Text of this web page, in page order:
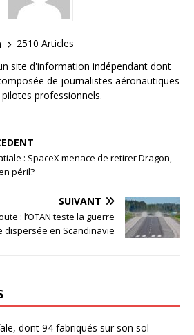
2510 Articles
site d'information indépendant dont
de journalistes aéronautiques
professionnels.
: SpaceX menace de retirer Dragon,
péril?
SUIVANT
: l’OTAN teste la guerre
dispersée en Scandinavie
dont 94 fabriqués sur son sol